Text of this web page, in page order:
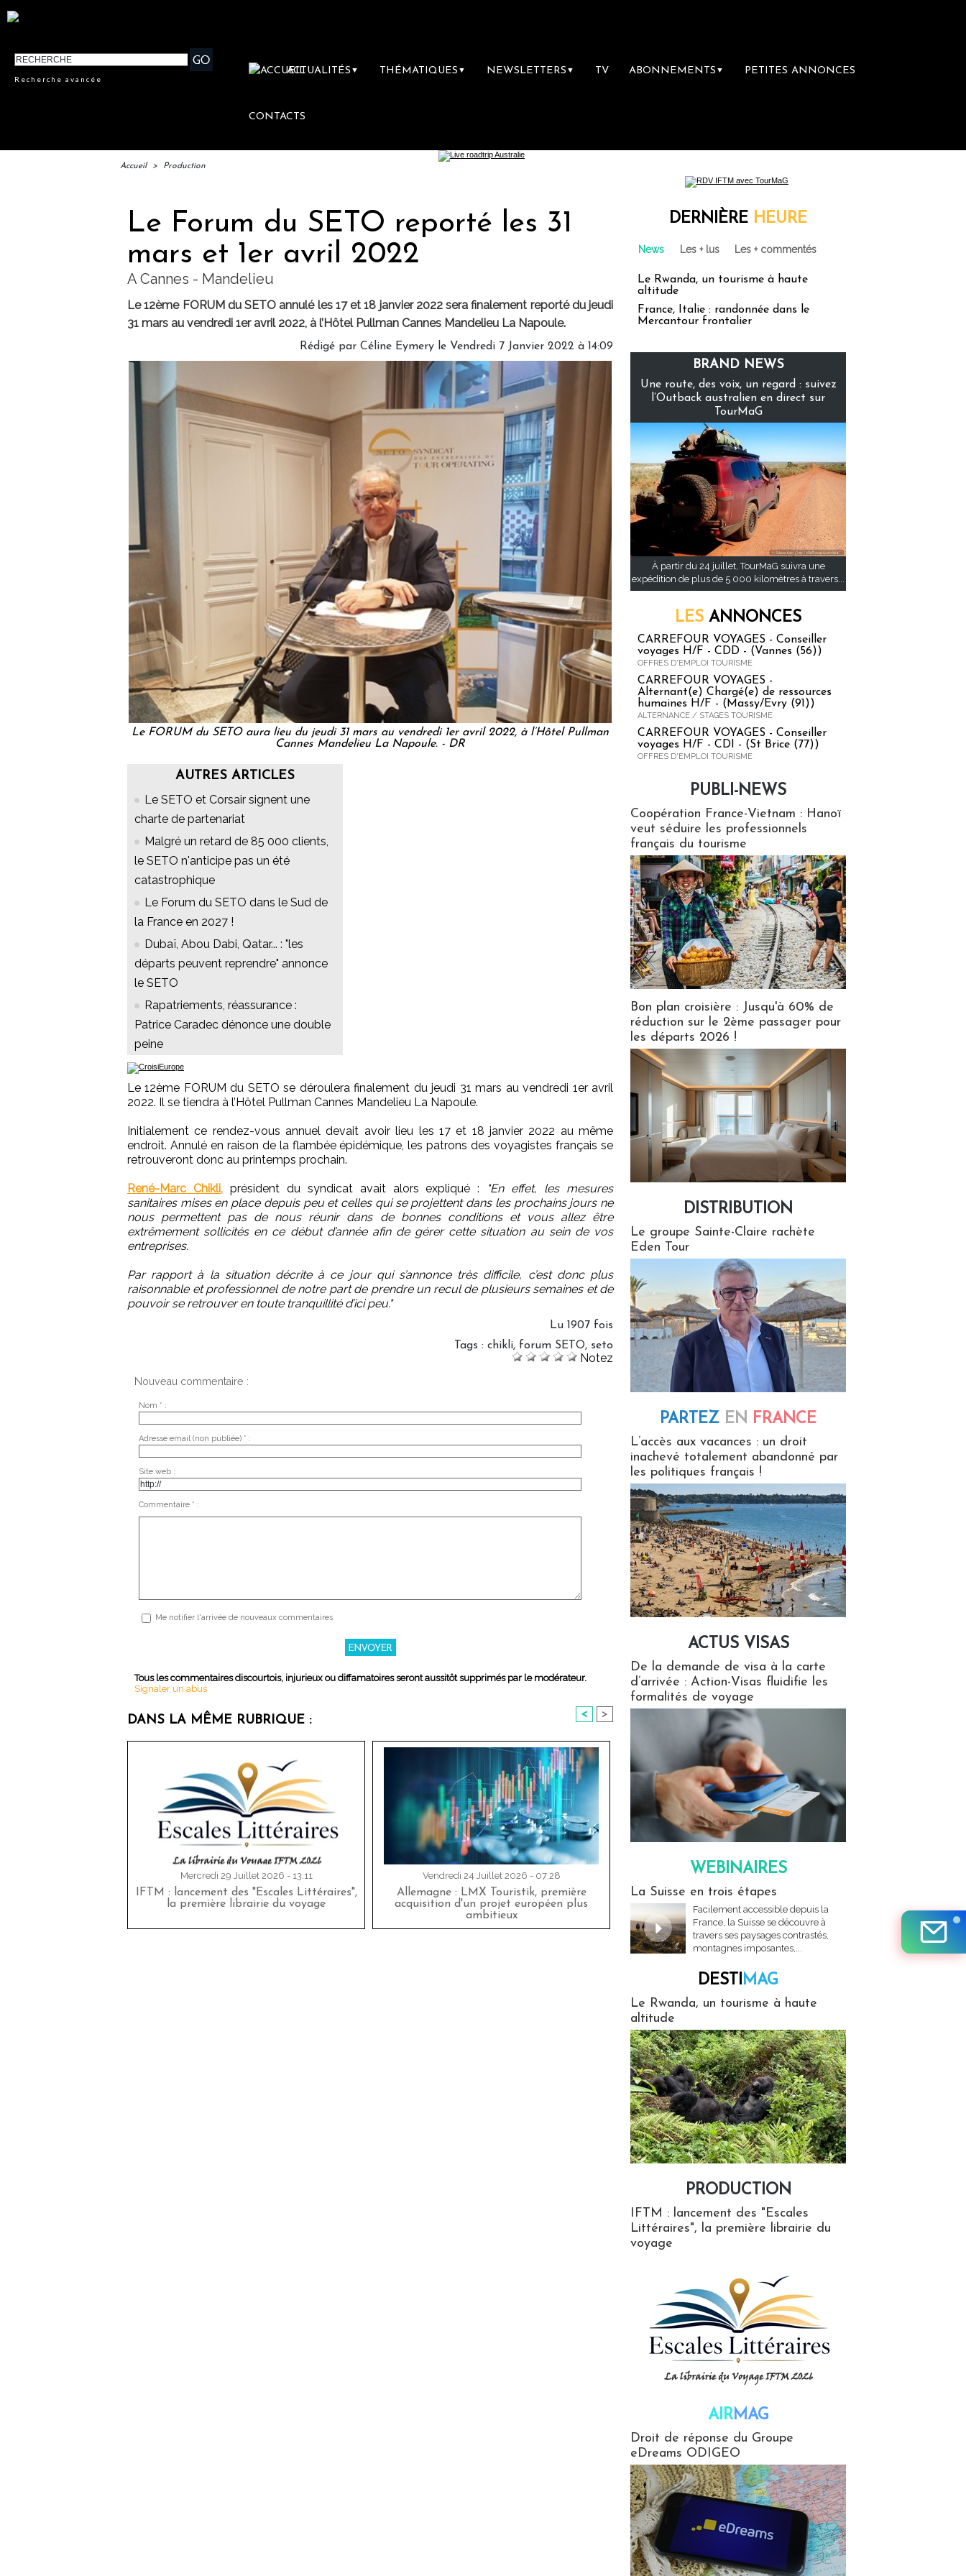
Recherche avancée
ACTUALITÉS ▼ THÉMATIQUES ▼ NEWSLETTERS ▼ TV ABONNEMENTS ▼ PETITES ANNONCES
CONTACTS
Accueil > Production
Le Forum du SETO reporté les 31
mars et 1er avril 2022
A Cannes - Mandelieu
Le 12ème FORUM du SETO annulé les 17 et 18 janvier 2022 sera finalement reporté du jeudi
31 mars au vendredi 1er avril 2022, à l’Hôtel Pullman Cannes Mandelieu La Napoule.
Rédigé par Céline Eymery le Vendredi 7 Janvier 2022 à 14:09
Le FORUM du SETO aura lieu du jeudi 31 mars au vendredi 1er avril 2022, à l’Hôtel Pullman
Cannes Mandelieu La Napoule. - DR
AUTRES ARTICLES
Le SETO et Corsair signent une
charte de partenariat
Malgré un retard de 85 000 clients,
le SETO n'anticipe pas un été
catastrophique
Le Forum du SETO dans le Sud de
la France en 2027 !
Dubaï, Abou Dabi, Qatar... : "les
départs peuvent reprendre" annonce
le SETO
Rapatriements, réassurance :
Patrice Caradec dénonce une double
peine
Le 12ème FORUM du SETO se déroulera finalement du jeudi 31 mars au vendredi 1er avril
2022. Il se tiendra à l’Hôtel Pullman Cannes Mandelieu La Napoule.
Initialement ce rendez-vous annuel devait avoir lieu les 17 et 18 janvier 2022 au même
endroit. Annulé en raison de la flambée épidémique, les patrons des voyagistes français se
retrouveront donc au printemps prochain.
René-Marc Chikli,président du syndicat avait alors expliqué :
"En effet, les mesures
sanitaires mises en place depuis peu et celles qui se projettent dans les prochains jours ne
nous permettent pas de nous réunir dans de bonnes conditions et vous allez être
extrêmement sollicités en ce début d’année afin de gérer cette situation au sein de vos
entreprises.
Par rapport à la situation décrite à ce jour qui s’annonce très difficile, c’est donc plus
raisonnable et professionnel de notre part de prendre un recul de plusieurs semaines et de
pouvoir se retrouver en toute tranquillité d’ici peu."
Lu 1907 fois
Tags : chikli, forum SETO, seto
Notez
Nouveau commentaire :
Nom * :
Adresse email (non publiée) * :
Site web :
Commentaire * :
Me notifier l'arrivée de nouveaux commentaires
Tous les commentaires discourtois, injurieux ou diffamatoires seront aussitôt supprimés par le modérateur.
Signaler un abus
DANS LA MÊME RUBRIQUE : < >
Mercredi 29 Juillet 2026 - 13:11
IFTM : lancement des "Escales Littéraires",
la première librairie du voyage
Vendredi 24 Juillet 2026 - 07:28
Allemagne : LMX Touristik, première
acquisition d'un projet européen plus
ambitieux
DERNIÈRE HEURE
News Les + lus Les + commentés
Le Rwanda, un tourisme à haute
altitude
France, Italie : randonnée dans le
Mercantour frontalier
BRAND NEWS
Une route, des voix, un regard : suivez
l’Outback australien en direct sur
TourMaG
À partir du 24 juillet, TourMaG suivra une
expédition de plus de 5 000 kilomètres à travers...
LES ANNONCES
CARREFOUR VOYAGES - Conseiller
voyages H/F - CDD - (Vannes (56))
OFFRES D'EMPLOI TOURISME
CARREFOUR VOYAGES -
Alternant(e) Chargé(e) de ressources
humaines H/F - (Massy/Evry (91))
ALTERNANCE / STAGES TOURISME
CARREFOUR VOYAGES - Conseiller
voyages H/F - CDI - (St Brice (77))
OFFRES D'EMPLOI TOURISME
PUBLI-NEWS
Coopération France-Vietnam : Hanoï
veut séduire les professionnels
français du tourisme
Bon plan croisière : Jusqu'à 60% de
réduction sur le 2ème passager pour
les départs 2026 !
DISTRIBUTION
Le groupe Sainte-Claire rachète
Eden Tour
PARTEZ EN FRANCE
L’accès aux vacances : un droit
inachevé totalement abandonné par
les politiques français !
ACTUS VISAS
De la demande de visa à la carte
d’arrivée : Action-Visas fluidifie les
formalités de voyage
WEBINAIRES
La Suisse en trois étapes
Facilement accessible depuis la
France, la Suisse se découvre à
travers ses paysages contrastés,
montagnes imposantes,...
DESTIMAG
Le Rwanda, un tourisme à haute
altitude
PRODUCTION
IFTM : lancement des "Escales
Littéraires", la première librairie du
voyage
AIRMAG
Droit de réponse du Groupe
eDreams ODIGEO